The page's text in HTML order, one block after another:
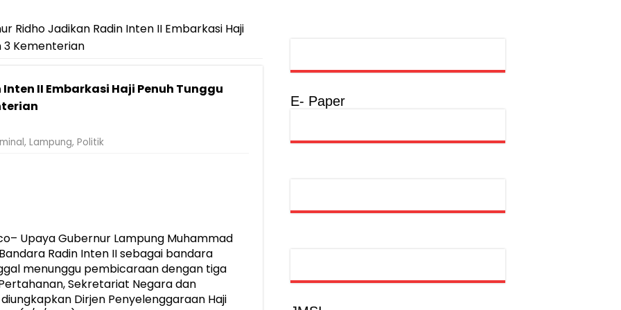
Ridho Jadikan Radin Inten II Embarkasi Haji
3 Kementerian
II Embarkasi Haji Penuh Tunggu
, Lampung, Politik
Upaya Gubernur Lampung Muhammad
Radin Inten II sebagai bandara
menunggu pembicaraan dengan tiga
Sekretariat Negara dan
Dirjen Penyelenggaraan Haji
E- Paper